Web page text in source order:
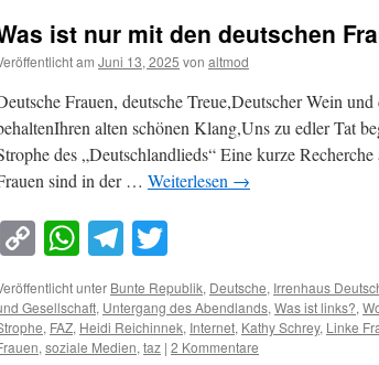
ist nur mit den deutschen
am Juni 13, 2025 von altmod
Frauen, deutsche Treue,Deutscher Wein
alten schönen Klang,Uns zu edler Tat
des „Deutschlandlieds“ Eine kurze
sind in der … Weiterlesen →
Copy
Link
WhatsApp
Telegram
unter Bunte Republik, Deutsche, Irrenhaus
Gesellschaft, Untergang des Abendlands,Was ist links?,
, FAZ, Heidi Reichinnek, Internet, Kathy Schrey, Linke
,soziale Medien,taz | 2 Kommentare